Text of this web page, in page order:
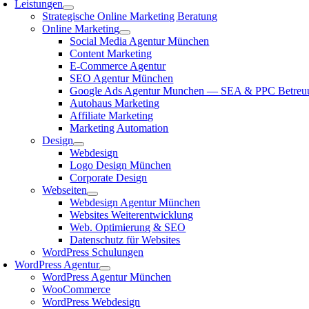
Leistungen
Strategische Online Marketing Beratung
Online Marketing
Social Media Agentur München
Content Marketing
E-Commerce Agentur
SEO Agentur München
Google Ads Agentur Munchen — SEA & PPC
Autohaus Marketing
Affiliate Marketing
Marketing Automation
Design
Webdesign
Logo Design München
Corporate Design
Webseiten
Webdesign Agentur München
Websites Weiterentwicklung
Web. Optimierung & SEO
Datenschutz für Websites
WordPress Schulungen
WordPress Agentur
WordPress Agentur München
WooCommerce
WordPress Webdesign